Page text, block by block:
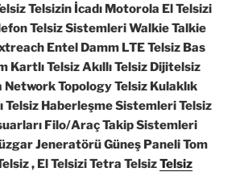
Telsizin İcadı Motorola El Telsizi
Telsiz Sistemleri Walkie Talkie
Entel Damm LTE Telsiz Bas
Kartlı Telsiz Akıllı Telsiz Dijitelsiz
Topology Telsiz Kulaklık
Telsiz Haberleşme Sistemleri Telsiz
Filo/Araç Takip Sistemleri
Jeneratörü Güneş Paneli Tom
, El Telsizi Tetra TelsizTelsiz